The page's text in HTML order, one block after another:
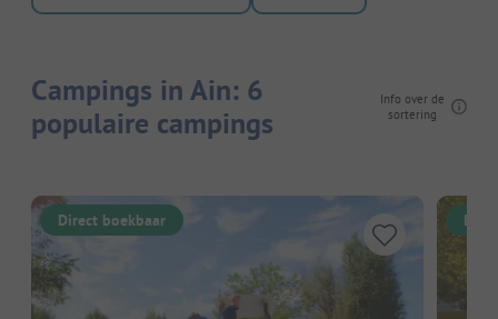
Campings in Ain: 6
populaire campings
Info over de
sortering
Direct boekbaar